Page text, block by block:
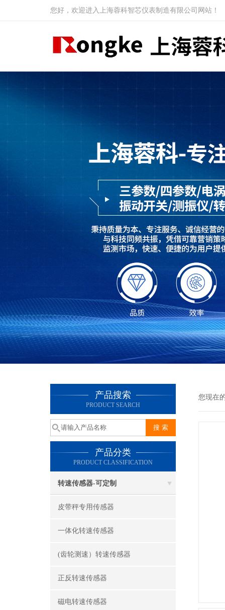
您好，欢迎进入上海蓉科智芯仪表制造有限公司网站！
产品搜索
PRODUCT SEARCH
产品分类
PRODUCT CLASSIFICATION
转速传感器-可定制
皮带秤专用传感器
一体化转速传感器
(齿轮测速）转速传感器
正反转速传感器
磁电转速传感器
您现在